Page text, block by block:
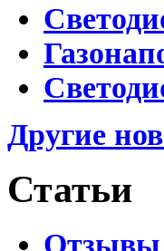
Другие
Статьи
Отзывы